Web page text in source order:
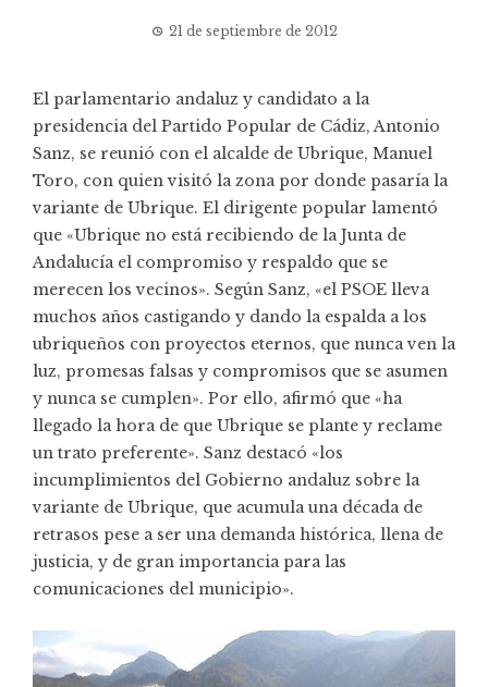
21 de septiembre de 2012
El parlamentario andaluz y candidato a la
presidencia del Partido Popular de Cádiz, Antonio
Sanz, se reunió con el alcalde de Ubrique, Manuel
Toro, con quien visitó la zona por donde pasaría la
variante de Ubrique. El dirigente popular lamentó
que «Ubrique no está recibiendo de la Junta de
Andalucía el compromiso y respaldo que se
merecen los vecinos». Según Sanz, «el PSOE lleva
muchos años castigando y dando la espalda a los
ubriqueños con proyectos eternos, que nunca ven la
luz, promesas falsas y compromisos que se asumen
y nunca se cumplen». Por ello, afirmó que «ha
llegado la hora de que Ubrique se plante y reclame
un trato preferente». Sanz destacó «los
incumplimientos del Gobierno andaluz sobre la
variante de Ubrique, que acumula una década de
retrasos pese a ser una demanda histórica, llena de
justicia, y de gran importancia para las
comunicaciones del municipio».